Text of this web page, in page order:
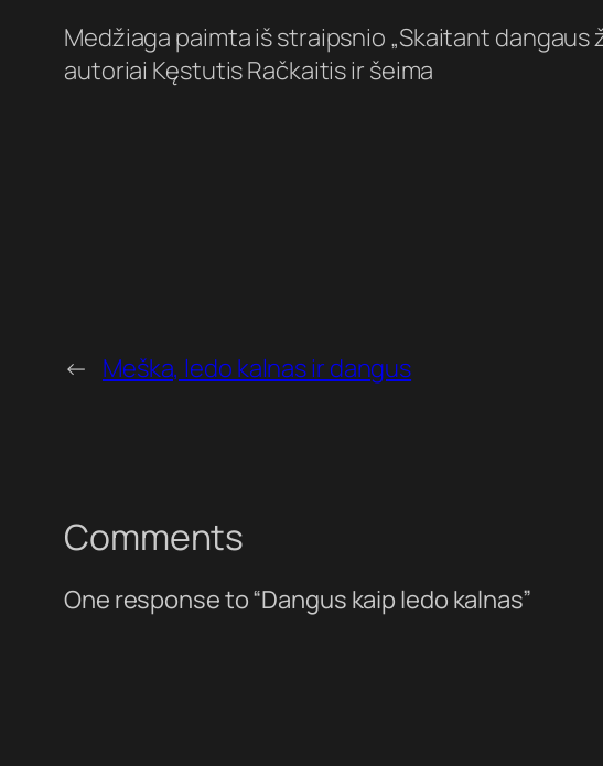
Medžiaga paimta iš straipsnio „Skaitant dangaus
autoriai Kęstutis Račkaitis ir šeima
← Meška, ledo kalnas ir dangus
Comments
One response to “Dangus kaip ledo kalnas”